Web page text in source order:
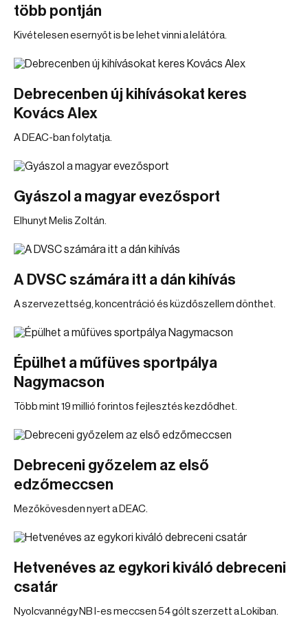
több pontján
Kivételesen esernyőt is be lehet vinni a lelátóra.
Debrecenben új kihívásokat keres
Kovács Alex
A DEAC-ban folytatja.
Gyászol a magyar evezősport
Elhunyt Melis Zoltán.
A DVSC számára itt a dán kihívás
A szervezettség, koncentráció és küzdőszellem dönthet.
Épülhet a műfüves sportpálya
Nagymacson
Több mint 19 millió forintos fejlesztés kezdődhet.
Debreceni győzelem az első
edzőmeccsen
Mezőkövesden nyert a DEAC.
Hetvenéves az egykori kiváló debreceni
csatár
Nyolcvannégy NB I-es meccsen 54 gólt szerzett a Lokiban.